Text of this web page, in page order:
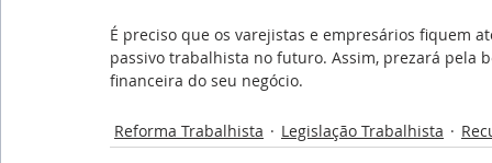
É preciso que os varejistas e empresários fiquem
passivo trabalhista no futuro. Assim, prezará pela
financeira do seu negócio.
Reforma Trabalhista Legislação Trabalhista